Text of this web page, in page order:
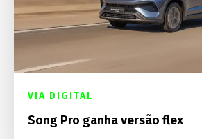
VIA DIGITAL
Song Pro ganha versão flex